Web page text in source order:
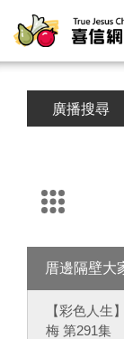
廣播搜尋
厝邊隔壁大
【彩色人生
梅 第291集